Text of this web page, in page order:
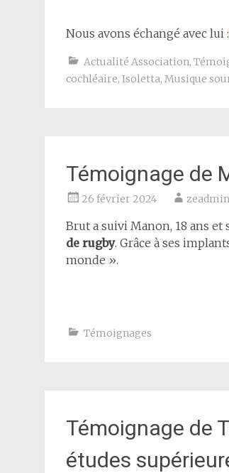
Nous avons échangé avec lui :
Actualité Association,
cochléaire, Isoletta, Musique
Témoignage de
26 février 2024 zeadmin
Brut a suivi Manon, 18 ans et
de rugby. Grâce à ses
monde ».
Témoignages
Témoignage de
études